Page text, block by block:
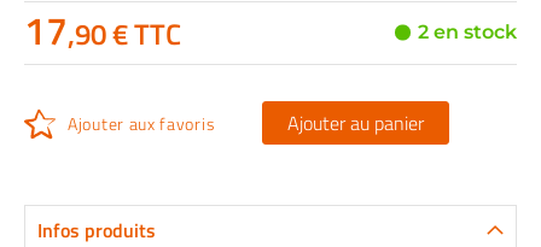
17,90 € TTC 2 en stock
Ajouter aux favoris Ajouter au panier
Infos produits